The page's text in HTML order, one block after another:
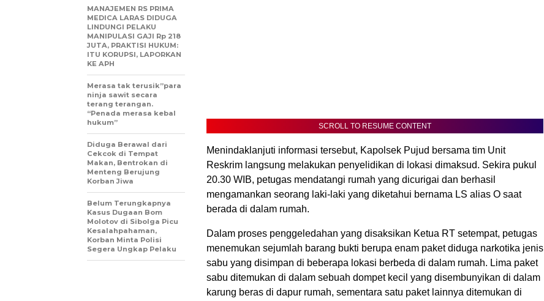
SCROLL TO RESUME CONTENT
Menindaklanjuti informasi tersebut, Kapolsek Pujud bersama tim Unit
Reskrim langsung melakukan penyelidikan di lokasi dimaksud. Sekira pukul
20.30 WIB, petugas mendatangi rumah yang dicurigai dan berhasil
mengamankan seorang laki-laki yang diketahui bernama LS alias O saat
berada di dalam rumah.
Dalam proses penggeledahan yang disaksikan Ketua RT setempat, petugas
menemukan sejumlah barang bukti berupa enam paket diduga narkotika jenis
sabu yang disimpan di beberapa lokasi berbeda di dalam rumah. Lima paket
sabu ditemukan di dalam sebuah dompet kecil yang disembunyikan di dalam
karung beras di dapur rumah, sementara satu paket lainnya ditemukan di
MANAJEMEN RS PRIMA
MEDICA LARAS DIDUGA
LINDUNGI PELAKU
MANIPULASI GAJI Rp 218
JUTA, PRAKTISI HUKUM:
ITU KORUPSI, LAPORKAN
KE APH
Merasa tak terusik”para
ninja sawit secara
terang terangan.
“Penada merasa kebal
hukum”
Diduga Berawal dari
Cekcok di Tempat
Makan, Bentrokan di
Menteng Berujung
Korban Jiwa
Belum Terungkapnya
Kasus Dugaan Bom
Molotov di Sibolga Picu
Kesalahpahaman,
Korban Minta Polisi
Segera Ungkap Pelaku